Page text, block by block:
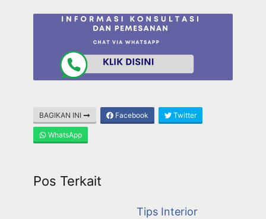
BAGIKAN INI Facebook Twitter
WhatsApp
Pos Terkait
Tips Interior